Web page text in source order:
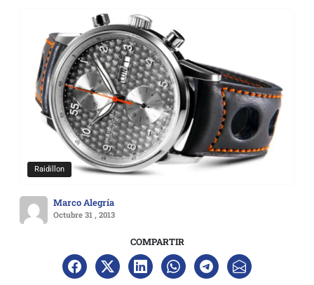
Raidillon
Marco Alegría
Octubre 31 , 2013
COMPARTIR